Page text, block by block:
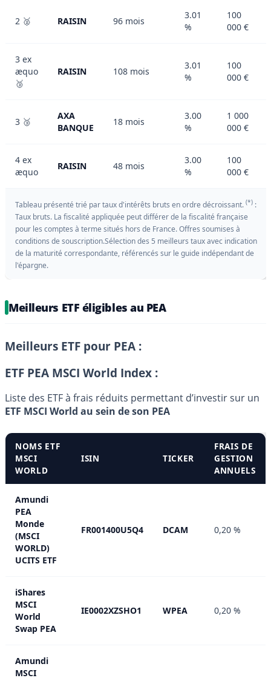
2 🥈 RAISIN 96 mois
3.01
%
100
000 €
3 ex
æquo
🥉
RAISIN 108 mois
3.01
%
100
000 €
3 🥉
AXA
BANQUE
18 mois
3.00
%
1 000
000 €
4 ex
æquo
RAISIN 48 mois
3.00
%
100
000 €
Tableau présenté trié par taux d'intérêts bruts en ordre décroissant. (*) :
Taux bruts. La fiscalité appliquée peut différer de la fiscalité française
pour les comptes à terme situés hors de France. Offres soumises à
conditions de souscription.Sélection des 5 meilleurs taux avec indication
de la maturité correspondante, référencés sur le guide indépendant de
l'épargne.
Meilleurs ETF éligibles au PEA
Meilleurs ETF pour PEA :
ETF PEA MSCI World Index :
Liste des ETF à frais réduits permettant d’investir sur un
ETF MSCI World au sein de son PEA
NOMS ETF
MSCI
WORLD
ISIN TICKER
FRAIS DE
GESTION
ANNUELS
Amundi
PEA
Monde
(MSCI
WORLD)
UCITS ETF
FR001400U5Q4 DCAM 0,20 %
iShares
MSCI
World
Swap PEA
IE0002XZSHO1 WPEA 0,20 %
Amundi
MSCI